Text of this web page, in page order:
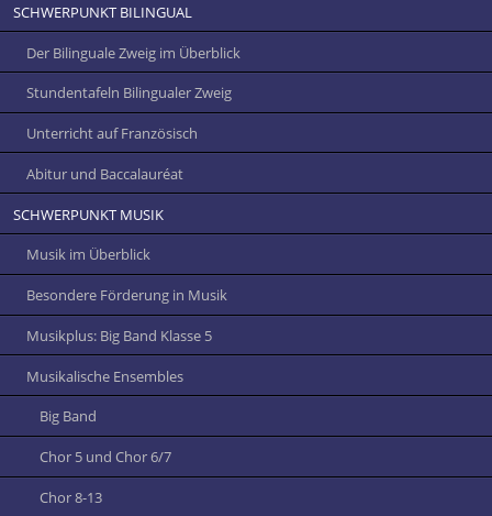
SCHWERPUNKT BILINGUAL
Der Bilinguale Zweig im Überblick
Stundentafeln Bilingualer Zweig
Unterricht auf Französisch
Abitur und Baccalauréat
SCHWERPUNKT MUSIK
Musik im Überblick
Besondere Förderung in Musik
Musikplus: Big Band Klasse 5
Musikalische Ensembles
Big Band
Chor 5 und Chor 6/7
Chor 8-13